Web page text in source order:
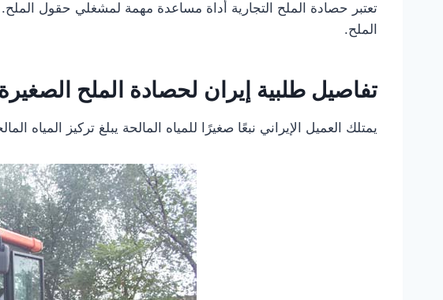
تعتبر حصادة الملح التجارية أداة مساعدة مهمة لمشغلي حقول
الملح.
تفاصيل طلبية إيران لحصادة الملح الصغيرة
يمتلك العميل الإيراني نبعًا صغيرًا للمياه المالحة يبلغ تركيز المياه المالحة فيه حوالي 23 درجة. يخطط لشراء آلة حصاد ملح